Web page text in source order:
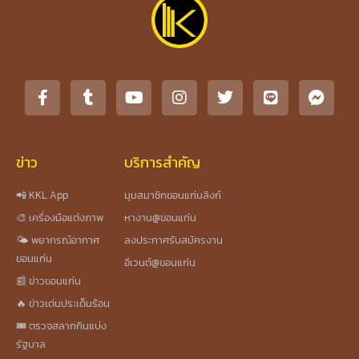
ข่าว
📲 KKL App
🎨 เครื่องมือแต่งภาพ
🌤️ พยากรณ์อากาศ
ขอนแก่น
📰 ข่าวขอนแก่น
🔥 ข่าวเด่นประเด็นร้อน
🎟️ ตรวจสลากกินแบ่ง
รัฐบาล
บริการสำคัญ
มุมสมาชิกขอนแก่นลิงก์
หางาน@ขอนแก่น
ลงประกาศรับสมัครงาน
อีเวนต์@ขอนแก่น